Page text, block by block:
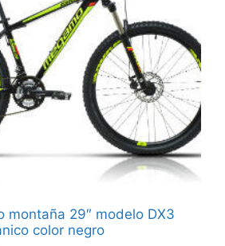
montaña 29″ modelo DX3
color negro